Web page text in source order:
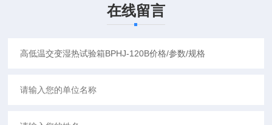
在线留言